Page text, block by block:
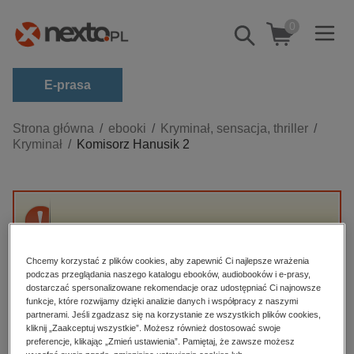
Pokaż/schowaj
wyszukiwarkę
0
E-prasa
Kategorie
Zobacz wszystkie E-prasa
budownictwo, aranżacja wnętrz
dzienniki
edukacja
hobby, sport, rozrywka
komputery, internet, technologie, informatyka
Strona główna ebooki
Kryminał, sensacja, thriller
Kryminał
Komisorz Hanusik 2
Przepraszamy, ale produkt „Komisorz Hanusik
High-contrast mode
Polecane
Chcemy korzystać z plików cookies, aby zapewnić Ci najlepsze wrażenia
podczas przeglądania naszego katalogu ebooków, audiobooków i e-prasy,
dostarczać spersonalizowane rekomendacje oraz udostępniać Ci najnowsze
funkcje, które rozwijamy dzięki analizie danych i współpracy z naszymi
partnerami. Jeśli zgadzasz się na korzystanie ze wszystkich plików cookies,
kliknij „Zaakceptuj wszystkie”. Możesz również dostosować swoje
preferencje, klikając „Zmień ustawienia”. Pamiętaj, że zawsze możesz